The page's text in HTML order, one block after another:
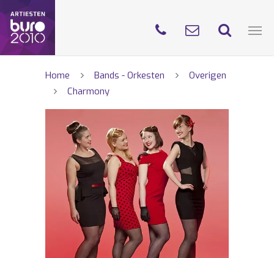
Home Bands - Orkesten
Overigen
Charmony